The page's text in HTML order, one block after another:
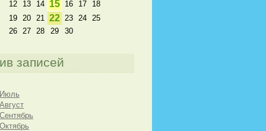
12
13 14 15 16 17
18
19
20 21 22 23 24
25
26
27 28 29 30
записей